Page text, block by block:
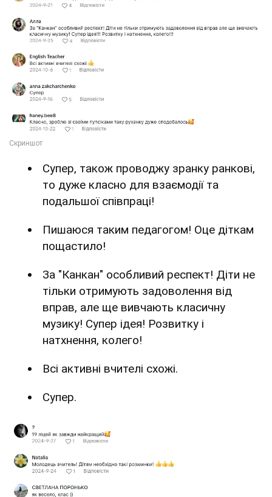
Супер, також проводжу зранку ранкові,
то дуже класно для взаємодії та
подальшої співпраці!
Пишаюся таким педагогом! Оце діткам
пощастило!
За "Канкан" особливий респект! Діти не
тільки отримують задоволення від
вправ, але ще вивчають класичну
музику! Супер ідея! Розвитку і
натхнення, колего!
Всі активні вчителі схожі.
Супер.